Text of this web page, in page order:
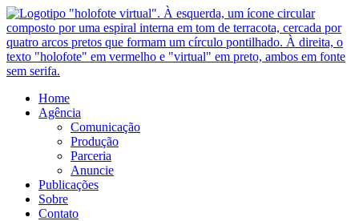
Ir
para
o
conteúdo
Home
Agência
Comunicação
Produção
Parceria
Anuncie
Publicações
Sobre
Contato